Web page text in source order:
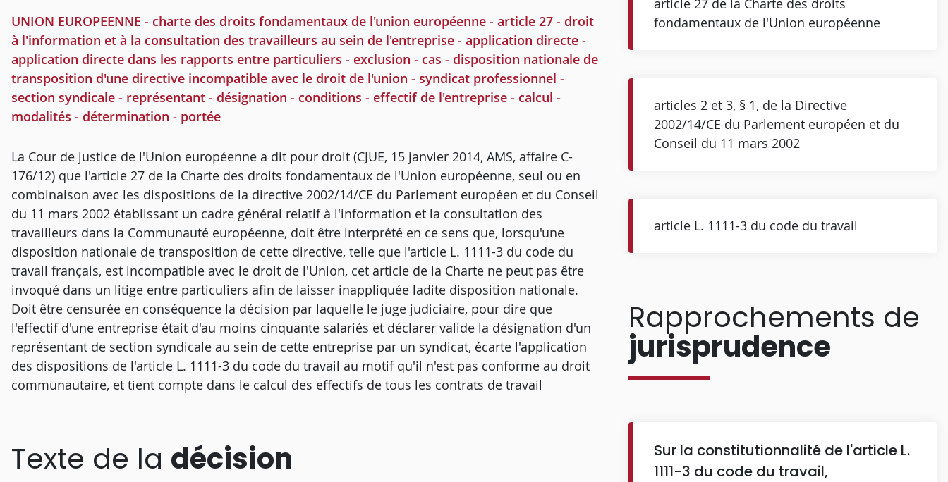
UNION EUROPEENNE - charte des droits fondamentaux de l'union européenne - article 27 - droit
à l'information et à la consultation des travailleurs au sein de l'entreprise - application directe -
application directe dans les rapports entre particuliers - exclusion - cas - disposition nationale de
transposition d'une directive incompatible avec le droit de l'union - syndicat professionnel -
section syndicale - représentant - désignation - conditions - effectif de l'entreprise - calcul -
modalités - détermination - portée
La Cour de justice de l'Union européenne a dit pour droit (CJUE, 15 janvier 2014, AMS, affaire C-
176/12) que l'article 27 de la Charte des droits fondamentaux de l'Union européenne, seul ou en
combinaison avec les dispositions de la directive 2002/14/CE du Parlement européen et du Conseil
du 11 mars 2002 établissant un cadre général relatif à l'information et la consultation des
travailleurs dans la Communauté européenne, doit être interprété en ce sens que, lorsqu'une
disposition nationale de transposition de cette directive, telle que l'article L. 1111-3 du code du
travail français, est incompatible avec le droit de l'Union, cet article de la Charte ne peut pas être
invoqué dans un litige entre particuliers afin de laisser inappliquée ladite disposition nationale.
Doit être censurée en conséquence la décision par laquelle le juge judiciaire, pour dire que
l'effectif d'une entreprise était d'au moins cinquante salariés et déclarer valide la désignation d'un
représentant de section syndicale au sein de cette entreprise par un syndicat, écarte l'application
des dispositions de l'article L. 1111-3 du code du travail au motif qu'il n'est pas conforme au droit
communautaire, et tient compte dans le calcul des effectifs de tous les contrats de travail
Texte de la décision
article 27 de la Charte des droits
fondamentaux de l'Union européenne
articles 2 et 3, § 1, de la Directive
2002/14/CE du Parlement européen et du
Conseil du 11 mars 2002
article L. 1111-3 du code du travail
Rapprochements de
jurisprudence
Sur la constitutionnalité de l'article L.
1111-3 du code du travail,